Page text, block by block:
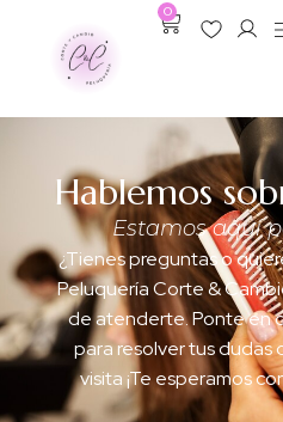
0
Hablemos
Estamos aquí
¿Tienes preguntas o
Peluquería Corte &
de atenderte. Ponte en
para resolver tus dudas
visita ¡Te esperamos